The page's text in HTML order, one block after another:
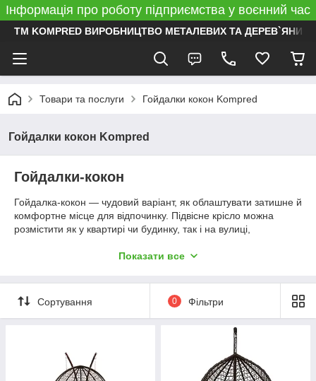
Інформація про роботу підприємства у воєнний час
ТМ KOMPRED ВИРОБНИЦТВО МЕТАЛЕВИХ ТА ДЕРЕВ`ЯНИХ
Товари та послуги Гойдалки кокон Kompred
Гойдалки кокон Kompred
Гойдалки-кокон
Гойдалка-кокон — чудовий варіант, як облаштувати затишне й
комфортне місце для відпочинку. Підвісне крісло можна
розмістити як у квартирі чи будинку, так і на вулиці,
рішення для відпочинку на свіжому повітрі.
Також є різні види матраців: за формою, розміром,
Купити гойдалку-кокон за низькою ціною можна в інтернет-
магазині ТМ KOMPRED. Якісні меблі українського
виробництва, вигідні ціни, доставка по Україні — основні
причини замовити підвісне садове крісло на нашому сайті.
Показати все
Сортування 0 Фільтри